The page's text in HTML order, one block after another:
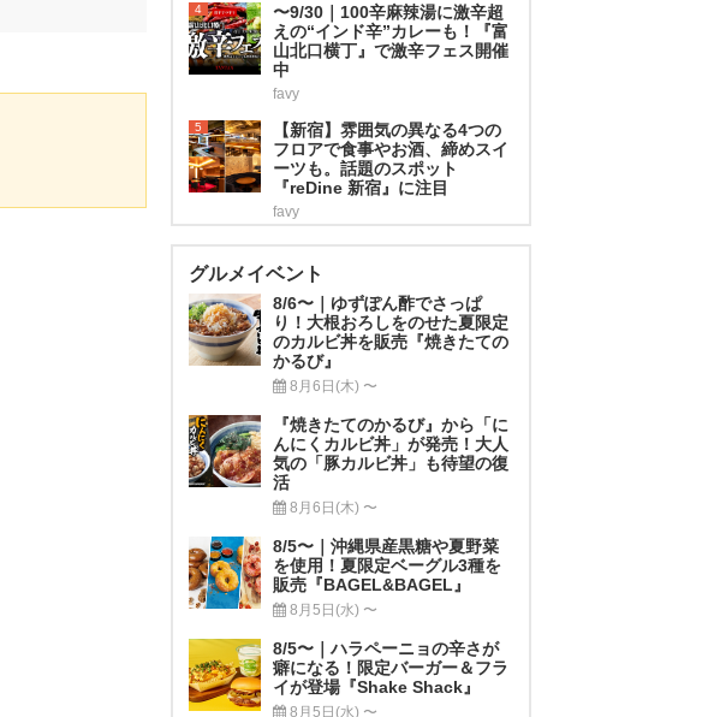
4
〜9/30｜100辛麻辣湯に激辛超
えの“インド辛”カレーも！『富
山北口横丁』で激辛フェス開催
中
favy
5
【新宿】雰囲気の異なる4つの
フロアで食事やお酒、締めスイ
ーツも。話題のスポット
『reDine 新宿』に注目
favy
グルメイベント
8/6〜｜ゆずぽん酢でさっぱ
り！大根おろしをのせた夏限定
のカルビ丼を販売『焼きたての
かるび』
8月6日(木) 〜
『焼きたてのかるび』から「に
んにくカルビ丼」が発売！大人
気の「豚カルビ丼」も待望の復
活
8月6日(木) 〜
8/5〜｜沖縄県産黒糖や夏野菜
を使用！夏限定ベーグル3種を
販売『BAGEL&BAGEL』
8月5日(水) 〜
8/5〜｜ハラペーニョの辛さが
癖になる！限定バーガー＆フラ
イが登場『Shake Shack』
8月5日(水) 〜